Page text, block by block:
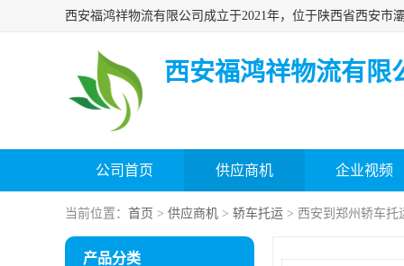
西安福鸿祥物流有限
公司首页 供应商机 企业视频
当前位置： 首页 > 供应商机 > 轿车托运 > 西安到郑州轿车托
产品分类